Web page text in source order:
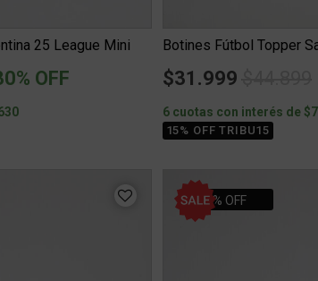
25 League Mini
from
OFF $31.999 Price
6 cuotas con interés de
15% OFF TRIBU15
20% OFF